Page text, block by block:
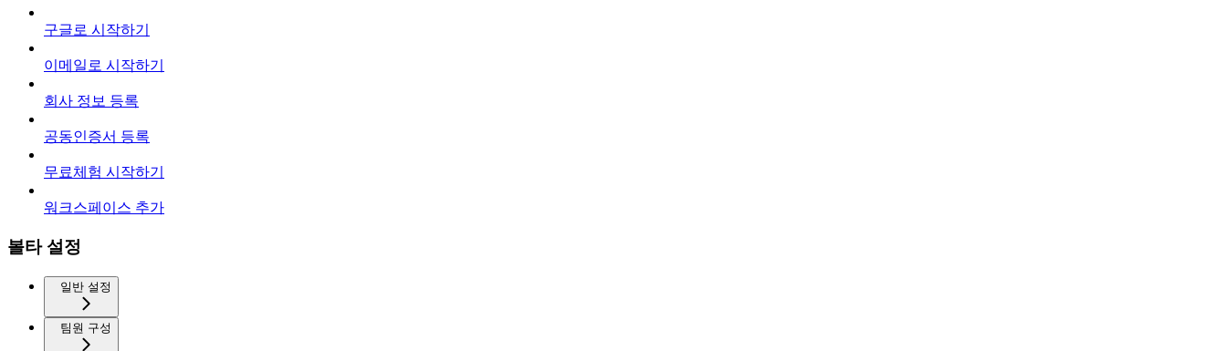
구글로 시작하기
이메일로 시작하기
회사 정보 등록
공동인증서 등록
무료체험 시작하기
워크스페이스 추가
볼타 설정
일반 설정
팀원 구성